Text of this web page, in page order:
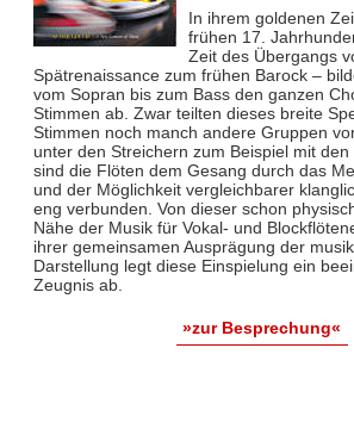
In ihrem goldenen
frühen 17.
Zeit des Übergangs
Spätrenaissance zum frühen Barock –
vom Sopran bis zum Bass den ganzen
Stimmen ab. Zwar teil­ten dieses breite
Stimmen noch manch andere Gruppen
unter den Streichern zum Bei­spiel mit
sind die Flöten dem Gesang durch das
und der Möglichkeit vergleich­barer
eng verbunden. Von dieser schon
Nähe der Musik für Vokal- und
ihrer gemeinsamen Ausprägung der
Darstellung legt diese Einspielung ein
Zeugnis ab.
»zur Besprechung«